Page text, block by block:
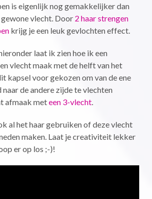
is eigenlijk nog gemakkelijker dan
vlecht. Door 2 haar strengen
krijg je een leuk gevlochten effect.
laat ik zien hoe ik een
vlecht maak met de helft van het
kapsel voor gekozen om van de ene
de andere zijde te vlechten
afmaak meteen 3-vlecht
al het haar gebruiken of deze vlecht
maken. Laat je creativiteit lekker
er op los ;-)!